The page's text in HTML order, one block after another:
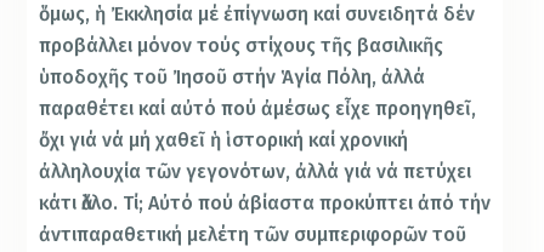
ὅμως, ἡ Ἐκκλησία μέ ἐπίγνωση καί συνειδητά δέν
προβάλλει μόνον τούς στίχους τῆς βασιλικῆς
ὑποδοχῆς τοῦ Ἰησοῦ στήν Ἁγία Πόλη, ἀλλά
παραθέτει καί αὐτό πού ἀμέσως εἶχε προηγηθεῖ,
ὄχι γιά νά μή χαθεῖ ἡ ἱστορική καί χρονική
ἀλληλουχία τῶν γεγονότων, ἀλλά γιά νά πετύχει
κάτι ἄλλο. Τί; Αὐτό πού ἀβίαστα προκύπτει ἀπό τήν
ἀντιπαραθετική μελέτη τῶν συμπεριφορῶν τοῦ